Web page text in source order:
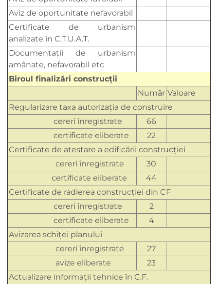
Aviz de oportunitate nefavorabil
Certificate de urbanism
analizate în C.T.U.A.T.
Documentaţii de urbanism
amânate, nefavorabil etc
Biroul finalizări construcţii
Număr Valoare
Regularizare taxa autorizaţia de construire
cereri înregistrate
66
certificate eliberate
22
Certificate de atestare a edificării construcţiei
cereri înregistrate
30
certificate eliberate
44
Certificate de radierea construcţiei din CF
cereri înregistrate
2
certificate eliberate
4
Avizarea schiţei planului
cereri înregistrate
27
avize eliberate
23
Actualizare informaţii tehnice în C.F.